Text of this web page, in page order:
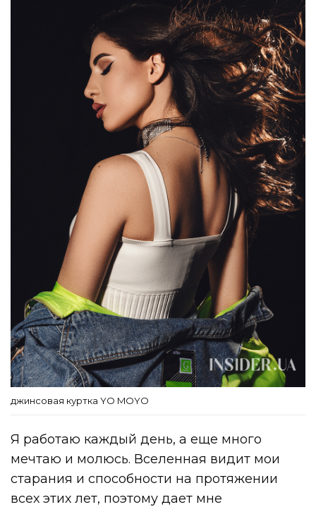
джинсовая куртка YO MOYO
Я работаю каждый день, а еще много
мечтаю и молюсь. Вселенная видит мои
старания и способности на протяжении
всех этих лет, поэтому дает мне